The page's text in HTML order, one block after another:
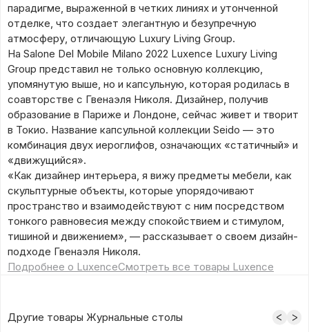
парадигме, выраженной в четких линиях и утонченной
отделке, что создает элегантную и безупречную
атмосферу, отличающую Luxury Living Group.
На Salone Del Mobile Milano 2022 Luxence Luxury Living
Group представил не только основную коллекцию,
упомянутую выше, но и капсульную, которая родилась в
соавторстве с Гвенаэля Николя. Дизайнер, получив
образование в Париже и Лондоне, сейчас живет и творит
в Токио. Название капсульной коллекции Seido — это
комбинация двух иероглифов, означающих «статичный» и
«движущийся».
«Как дизайнер интерьера, я вижу предметы мебели, как
скульптурные объекты, которые упорядочивают
пространство и взаимодействуют с ним посредством
тонкого равновесия между спокойствием и стимулом,
тишиной и движением», — рассказывает о своем дизайн-
подходе Гвенаэля Николя.
Подробнее о LuxenceСмотреть все товары Luxence
Другие товары Журнальные столы